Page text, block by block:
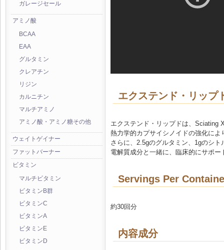
ガレージセール
アミノ酸
BCAA
EAA
グルタミン
クレアチン
リジン
カルニチン
マルチアミノ
アミノ酸・アミノ糖その他
ウェイトゲイナー
ファットバーナー
ビタミン
マルチビタミン
ビタミンB群
ビタミンC
ビタミンA
ビタミンE
ビタミンD
エクステンド・リップ
エクステンド・リップドは、Sciating
熱力学的カプサイシノイドの強化によ
さらに、2.5gのグルタミン、1gのシ
電解質成分と一緒に、臨床的にサポ
Servings Per
約30回分
内容成分